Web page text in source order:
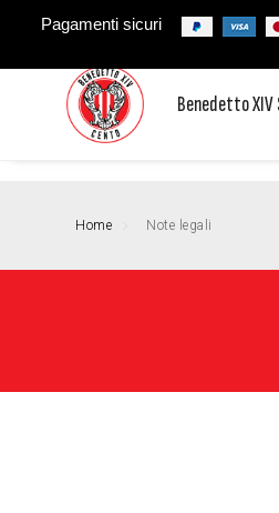
Pagamenti sicuri
Benedetto XIV
Home Note legali